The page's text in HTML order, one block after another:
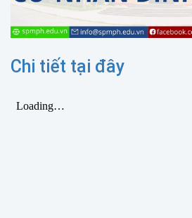
Chi tiết tại đây